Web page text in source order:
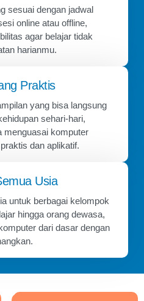
sesuai dengan jadwal
online atau offline,
agar belajar tidak
harianmu.
Praktis
yang bisa langsung
sehari-hari,
menguasai komputer
dan aplikatif.
Usia
untuk berbagai kelompok
hingga orang dewasa,
dari dasar dengan